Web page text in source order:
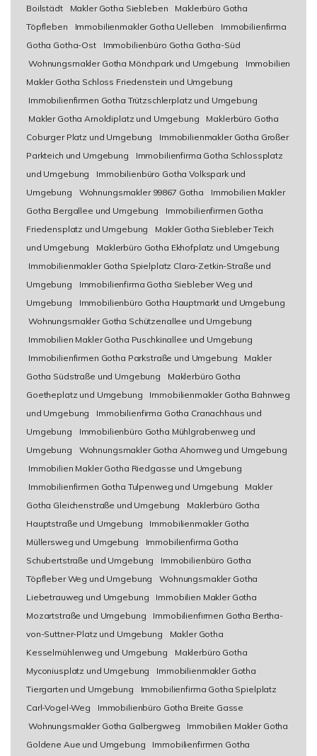
Boilstädt
Makler Gotha Siebleben
Maklerbüro Gotha
Töpfleben
Immobilienmakler Gotha Uelleben
Immobilienfirma
Gotha Gotha-Ost
Immobilienbüro Gotha Gotha-Süd
Wohnungsmakler Gotha Mönchpark und Umgebung
Immobilien
Makler Gotha Schloss Friedenstein und Umgebung
Immobilienfirmen Gotha Trützschlerplatz und Umgebung
Makler Gotha Arnoldiplatz und Umgebung
Maklerbüro Gotha
Coburger Platz und Umgebung
Immobilienmakler Gotha Großer
Parkteich und Umgebung
Immobilienfirma Gotha Schlossplatz
und Umgebung
Immobilienbüro Gotha Volkspark und
Umgebung
Wohnungsmakler 99867 Gotha
Immobilien Makler
Gotha Bergallee und Umgebung
Immobilienfirmen Gotha
Friedensplatz und Umgebung
Makler Gotha Siebleber Teich
und Umgebung
Maklerbüro Gotha Ekhofplatz und Umgebung
Immobilienmakler Gotha Spielplatz Clara-Zetkin-Straße und
Umgebung
Immobilienfirma Gotha Siebleber Weg und
Umgebung
Immobilienbüro Gotha Hauptmarkt und Umgebung
Wohnungsmakler Gotha Schützenallee und Umgebung
Immobilien Makler Gotha Puschkinallee und Umgebung
Immobilienfirmen Gotha Parkstraße und Umgebung
Makler
Gotha Südstraße und Umgebung
Maklerbüro Gotha
Goetheplatz und Umgebung
Immobilienmakler Gotha Bahnweg
und Umgebung
Immobilienfirma Gotha Cranachhaus und
Umgebung
Immobilienbüro Gotha Mühlgrabenweg und
Umgebung
Wohnungsmakler Gotha Ahornweg und Umgebung
Immobilien Makler Gotha Riedgasse und Umgebung
Immobilienfirmen Gotha Tulpenweg und Umgebung
Makler
Gotha Gleichenstraße und Umgebung
Maklerbüro Gotha
Hauptstraße und Umgebung
Immobilienmakler Gotha
Müllersweg und Umgebung
Immobilienfirma Gotha
Schubertstraße und Umgebung
Immobilienbüro Gotha
Töpfleber Weg und Umgebung
Wohnungsmakler Gotha
Liebetrauweg und Umgebung
Immobilien Makler Gotha
Mozartstraße und Umgebung
Immobilienfirmen Gotha Bertha-
von-Suttner-Platz und Umgebung
Makler Gotha
Kesselmühlenweg und Umgebung
Maklerbüro Gotha
Myconiusplatz und Umgebung
Immobilienmakler Gotha
Tiergarten und Umgebung
Immobilienfirma Gotha Spielplatz
Carl-Vogel-Weg
Immobilienbüro Gotha Breite Gasse
Wohnungsmakler Gotha Galbergweg
Immobilien Makler Gotha
Goldene Aue und Umgebung
Immobilienfirmen Gotha